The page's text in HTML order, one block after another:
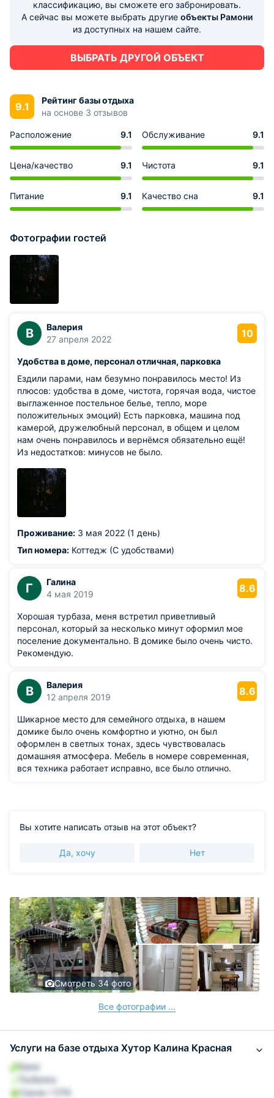
классификацию, вы сможете его забронировать.
А сейчас вы можете выбрать другие объекты Рамони
из доступных на нашем сайте.
ВЫБРАТЬ ДРУГОЙ ОБЪЕКТ
9.1
Рейтинг базы отдыха
на основе 3 отзывов
Расположение 9.1 Обслуживание 9.1
Цена/качество 9.1 Чистота 9.1
Питание 9.1 Качество сна 9.1
Фотографии гостей
В
Валерия
27 апреля 2022
10
Удобства в доме, персонал отличная, парковка
Ездили парами, нам безумно понравилось место! Из
плюсов: удобства в доме, чистота, горячая вода, чистое
выглаженное постельное белье, тепло, море
положительных эмоций) Есть парковка, машина под
камерой, дружелюбный персонал, в общем и целом
нам очень понравилось и вернёмся обязательно ещё!
Из недостатков: минусов не было.
Проживание: 3 мая 2022 (1 день)
Тип номера: Коттедж (С удобствами)
Г
Галина
4 мая 2019
8.6
Хорошая турбаза, меня встретил приветливый
персонал, который за несколько минут оформил мое
поселение документально. В домике было очень чисто.
Рекомендую.
В
Валерия
12 апреля 2019
8.6
Шикарное место для семейного отдыха, в нашем
домике было очень комфортно и уютно, он был
оформлен в светлых тонах, здесь чувствовалась
домашняя атмосфера. Мебель в номере современная,
вся техника работает исправно, все было отлично.
Вы хотите написать отзыв на этот объект?
Да, хочу Нет
Смотреть 34 фото
Все фотографии ...
Услуги на базе отдыха Хутор Калина Красная
Баня
Рыбалка
Сауна / СПА